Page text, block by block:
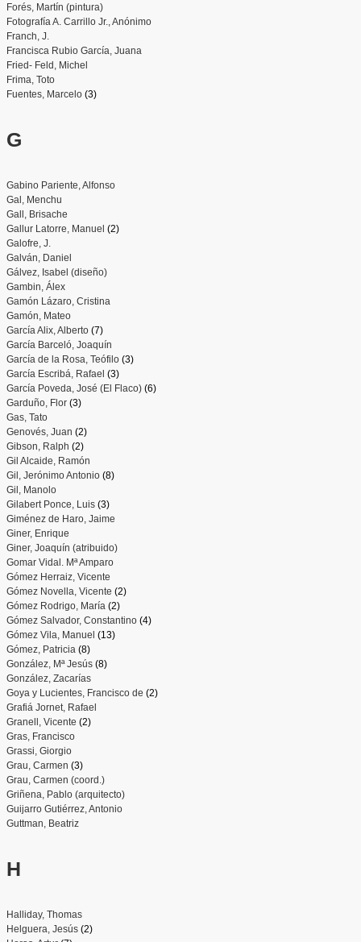
Forés, Martín (pintura)
Fotografía A. Carrillo Jr., Anónimo
Franch, J.
Francisca Rubio García, Juana
Fried- Feld, Michel
Frima, Toto
Fuentes, Marcelo(3)
G
Gabino Pariente, Alfonso
Gal, Menchu
Gall, Brisache
Gallur Latorre, Manuel (2)
Galofre, J.
Galván, Daniel
Gálvez, Isabel (diseño)
Gambin, Álex
Gamón Lázaro, Cristina
Gamón, Mateo
García Alix, Alberto(7)
García Barceló, Joaquín
García de la Rosa, Teófilo(3)
García Escribá, Rafael (3)
García Poveda, José (El Flaco)(6)
Garduño, Flor(3)
Gas, Tato
Genovés, Juan (2)
Gibson, Ralph (2)
Gil Alcaide, Ramón
Gil, Jerónimo Antonio(8)
Gil, Manolo
Gilabert Ponce, Luis(3)
Giménez de Haro, Jaime
Giner, Enrique
Giner, Joaquín (atribuido)
Gomar Vidal. Mª Amparo
Gómez Herraiz, Vicente
Gómez Novella, Vicente (2)
Gómez Rodrigo, María (2)
Gómez Salvador, Constantino(4)
Gómez Vila, Manuel (13)
Gómez, Patricia (8)
González, Mª Jesús(8)
González, Zacarías
Goya y Lucientes, Francisco de (2)
Grafiá Jornet, Rafael
Granell, Vicente (2)
Gras, Francisco
Grassi, Giorgio
Grau, Carmen (3)
Grau, Carmen (coord.)
Griñena, Pablo (arquitecto)
Guijarro Gutiérrez, Antonio
Guttman, Beatriz
H
Halliday, Thomas
Helguera, Jesús(2)